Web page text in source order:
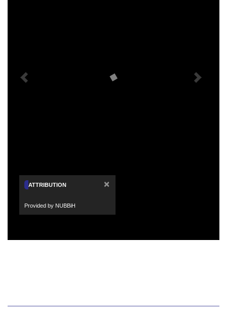
ATTRIBUTION ×
Provided by NUBBiH